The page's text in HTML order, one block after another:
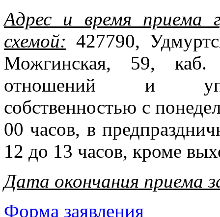
Адрес и время приема
схемой: 427790,
Можгинская, 59, каб.
отношений и
собственностью с
00 часов, в
12 до 13 часов, кроме
Дата окончания приема
Форма заявления